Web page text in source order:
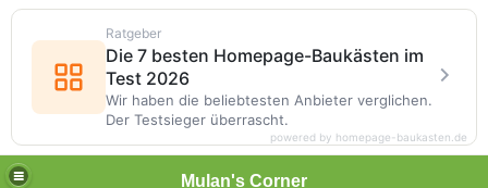
Mulan's Corner
Ratgeber
Die 7 besten Homepage-Baukästen im
Test 2026
Wir haben die beliebtesten Anbieter verglichen.
Der Testsieger überrascht.
powered by homepage-baukasten.de